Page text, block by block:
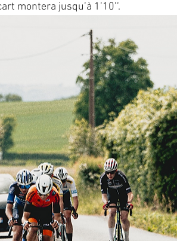
montera jusqu’à 1’10’’.